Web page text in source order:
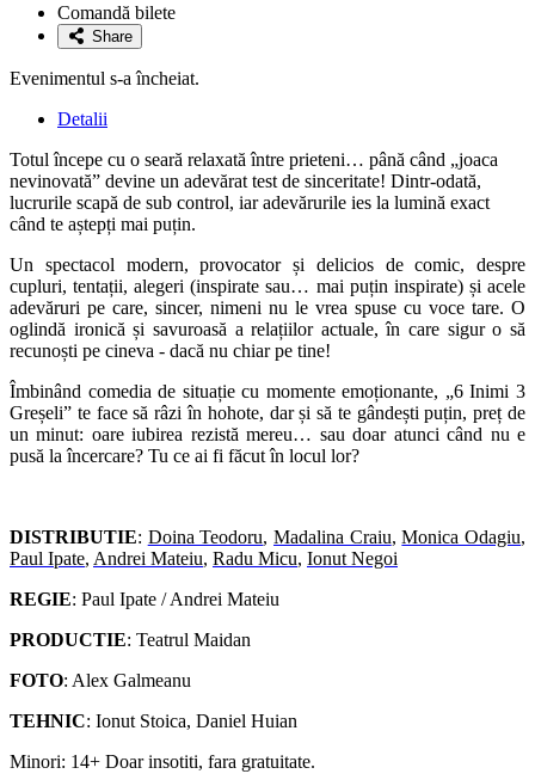
favoriteComandă bilete
Share
Evenimentul s-a încheiat.
Detalii
Totul începe cu o seară relaxată între prieteni… până când „joaca
nevinovată” devine un adevărat test de sinceritate! Dintr-odată,
lucrurile scapă de sub control, iar adevărurile ies la lumină exact
când te aștepți mai puțin.
Un spectacol modern, provocator și delicios de comic, despre
cupluri, tentații, alegeri (inspirate sau… mai puțin inspirate) și acele
adevăruri pe care, sincer, nimeni nu le vrea spuse cu voce tare. O
oglindă ironică și savuroasă a relațiilor actuale, în care sigur o să
recunoști pe cineva - dacă nu chiar pe tine!
Îmbinând comedia de situație cu momente emoționante, „6 Inimi 3
Greșeli” te face să râzi în hohote, dar și să te gândești puțin, preț de
un minut: oare iubirea rezistă mereu… sau doar atunci când nu e
pusă la încercare? Tu ce ai fi făcut în locul lor?
DISTRIBUTIE: Doina Teodoru,Madalina Craiu,Monica Odagiu,
Paul Ipate, Andrei Mateiu, Radu Micu, Ionut Negoi
REGIE: Paul Ipate / Andrei Mateiu
PRODUCTIE: Teatrul Maidan
FOTO: Alex Galmeanu
TEHNIC: Ionut Stoica, Daniel Huian
Minori: 14+ Doar insotiti, fara gratuitate.